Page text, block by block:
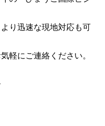
り迅速な現地対応も可
軽にご連絡ください。